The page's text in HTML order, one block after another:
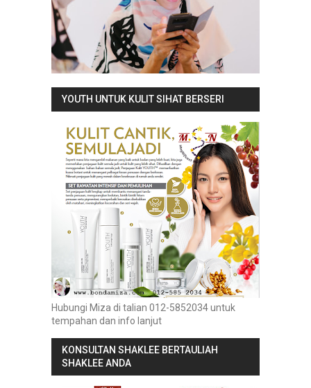
YOUTH UNTUK KULIT SIHAT BERSERI
Hubungi Miza di talian 012-5852034 untuk
tempahan dan info lanjut
KONSULTAN SHAKLEE BERTAULIAH
SHAKLEE ANDA